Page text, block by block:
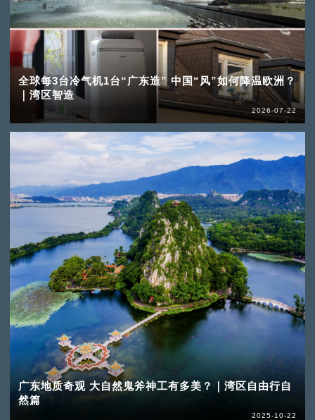
全球每3台冷气机1台“广东造” 中国“风”如何降温欧洲？
｜湾区智造
2026-07-22
广东地质奇观 大自然鬼斧神工有多美？｜湾区自由行自
然篇
2025-10-22